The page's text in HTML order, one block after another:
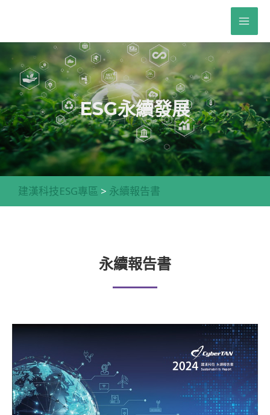
主
要
內
容
ESG永續發展
建漢科技ESG專區 > 永續報告書
永續報告書